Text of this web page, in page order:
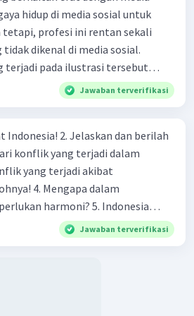
hidup di media sosial untuk
tetapi, profesi ini rentan sekali
dikenal di media sosial.
terjadi pada ilustrasi tersebut
b. cyberbulling c.
Jawaban terverifikasi
dan berilah
konflik yang terjadi dalam
dalam
5. Indonesia
baik dilihat dari agama, suku,
tersebut, apa yang dapat
Jawaban terverifikasi